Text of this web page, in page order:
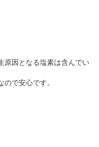
原因となる塩素は含んでい
で安心です。